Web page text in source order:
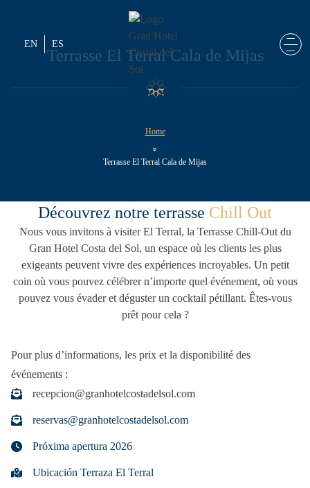
EN ES
Terrasse El Terral Cala de Mijas
Home
»
Terrasse El Terral Cala de Mijas
Découvrez notre terrasse Chill Out
Nous vous invitons à visiter El Terral, la Terrasse Chill-Out du
Gran Hotel Costa del Sol, un espace où les clients les plus
exigeants peuvent vivre des expériences incroyables. Un petit
coin où vous pouvez célébrer n’importe quel événement, où vous
pouvez vous évader et déguster un cocktail pétillant. Êtes-vous
prêt pour cela ?
Pour plus d’informations, les prix et la disponibilité des
événements :
recepcion@granhotelcostadelsol.com
reservas@granhotelcostadelsol.com
Próxima apertura 2026
Ubicación Terraza El Terral